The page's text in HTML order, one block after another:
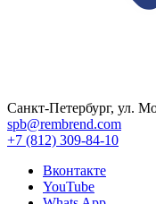
Санкт-Петербург, ул.
spb@rembrend.com
+7 (812) 309-84-10
Вконтакте
YouTube